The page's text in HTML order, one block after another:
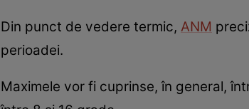
Din punct de vedere termic, ANM
perioadei.
Maximele vor fi cuprinse, în general,